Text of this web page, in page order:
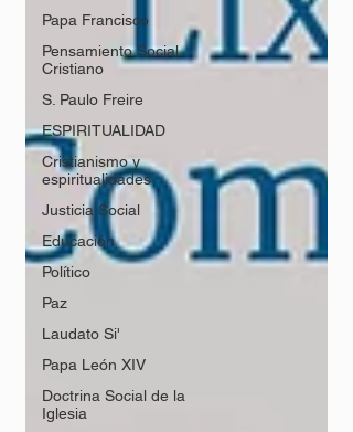
Papa Francisco
Pensamiento Social
Cristiano
S. Paulo Freire
ESPIRITUALIDAD
Cristianismo y
espiritualidades
Justicia Social
Educación
Político
Paz
Laudato Si'
Papa León XIV
Doctrina Social de la
Iglesia